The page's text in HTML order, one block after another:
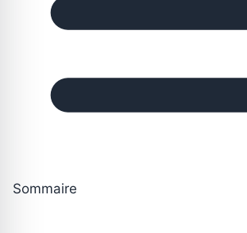
Sommaire